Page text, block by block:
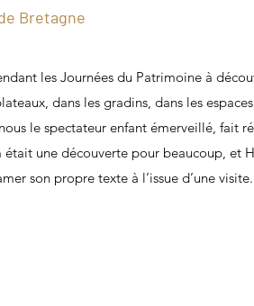
Bretagne
les Journées du Patrimoine à
dans les gradins, dans les
le spectateur enfant émerveillé, fait
une découverte pour beaucoup, et
son propre texte à l’issue d’une